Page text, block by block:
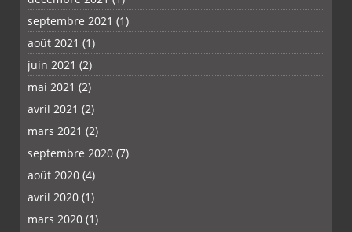
septembre 2021 (1)
août 2021 (1)
juin 2021 (2)
mai 2021 (2)
avril 2021 (2)
mars 2021 (2)
septembre 2020 (7)
août 2020 (4)
avril 2020 (1)
mars 2020 (1)